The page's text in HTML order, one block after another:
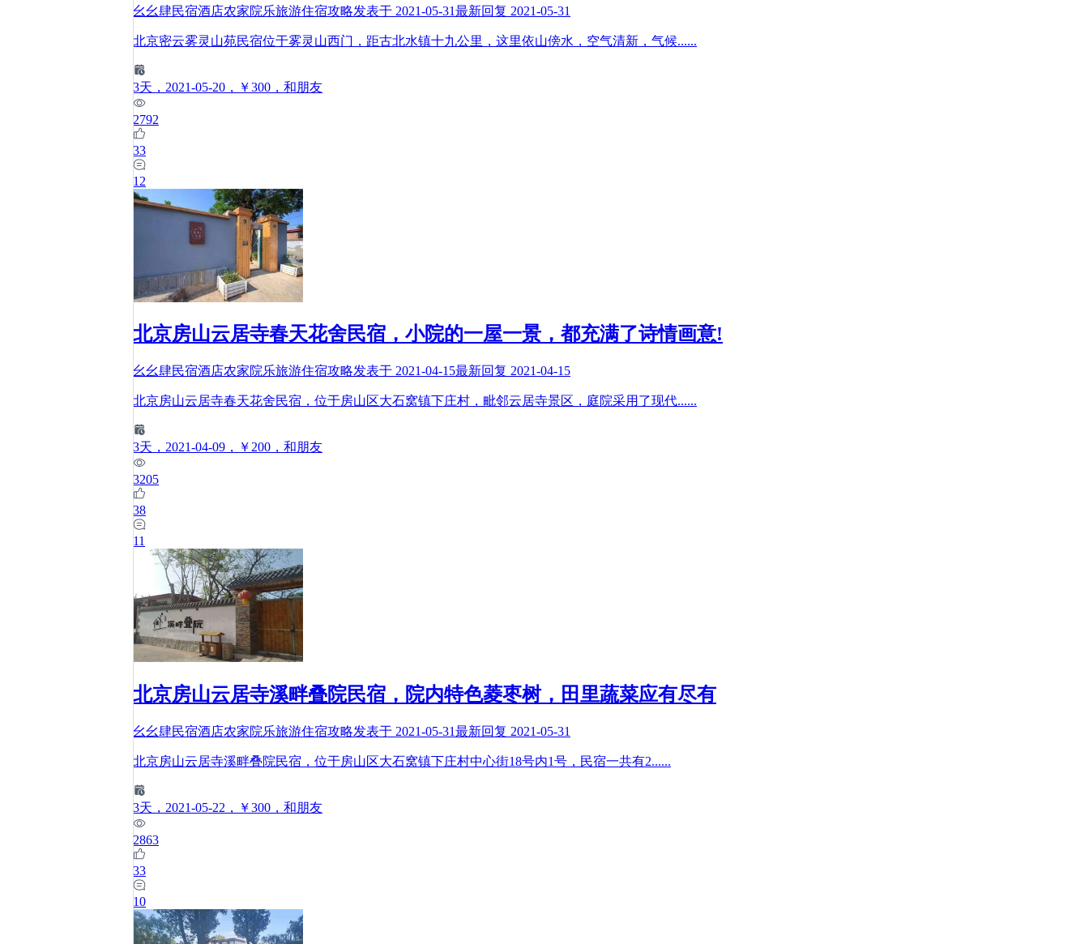
幺幺肆民宿酒店农家院乐旅游住宿攻略发表于 2021-05-31最新回复 2021-05-31
北京密云雾灵山苑民宿位于雾灵山西门，距古北水镇十九公里，这里依山傍水，空气清新，气候......
3天 ，2021-05-20 ，￥300 ，和朋友
2792
33
12
北京房山云居寺春天花舍民宿，小院的一屋一景，都充满了诗情画意!
幺幺肆民宿酒店农家院乐旅游住宿攻略发表于 2021-04-15最新回复 2021-04-15
北京房山云居寺春天花舍民宿，位于房山区大石窝镇下庄村，毗邻云居寺景区，庭院采用了现代......
3天 ，2021-04-09 ，￥200 ，和朋友
3205
38
11
北京房山云居寺溪畔叠院民宿，院内特色菱枣树，田里蔬菜应有尽有
幺幺肆民宿酒店农家院乐旅游住宿攻略发表于 2021-05-31最新回复 2021-05-31
北京房山云居寺溪畔叠院民宿，位于房山区大石窝镇下庄村中心街18号内1号，民宿一共有2......
3天 ，2021-05-22 ，￥300 ，和朋友
2863
33
10